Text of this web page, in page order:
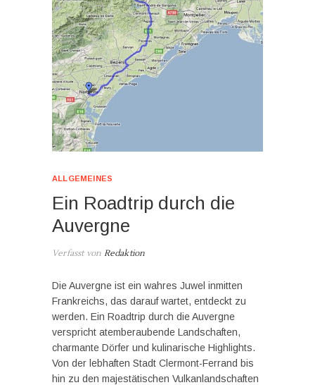
ALLGEMEINES
Ein Roadtrip durch die
Auvergne
Verfasst von Redaktion
Die Auvergne ist ein wahres Juwel inmitten
Frankreichs, das darauf wartet, entdeckt zu
werden. Ein Roadtrip durch die Auvergne
verspricht atemberaubende Landschaften,
charmante Dörfer und kulinarische Highlights.
Von der lebhaften Stadt Clermont-Ferrand bis
hin zu den majestätischen Vulkanlandschaften